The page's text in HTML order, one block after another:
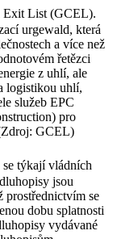
Exit List (GCEL).
urgewald, která
a více než
řetězci
z uhlí, ale
logistikou uhlí,
služeb EPC
pro
GCEL)
týkají vládních
jsou
prostřednictvím se
dobu splatnosti
vydávané